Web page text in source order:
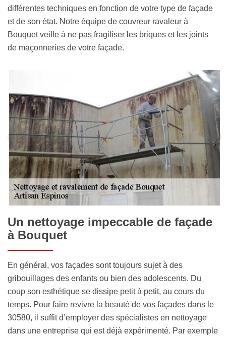
différentes techniques en fonction de votre type de façade
et de son état. Notre équipe de couvreur ravaleur à
Bouquet veille à ne pas fragiliser les briques et les joints
de maçonneries de votre façade.
Un nettoyage impeccable de façade
à Bouquet
En général, vos façades sont toujours sujet à des
gribouillages des enfants ou bien des adolescents. Du
coup son esthétique se dissipe petit à petit, au cours du
temps. Pour faire revivre la beauté de vos façades dans le
30580, il suffit d’employer des spécialistes en nettoyage
dans une entreprise qui est déjà expérimenté. Par exemple